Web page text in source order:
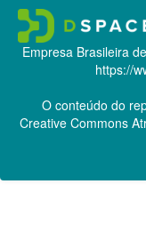
Empresa Brasileira
https://
O conteúdo do
Creative Commons